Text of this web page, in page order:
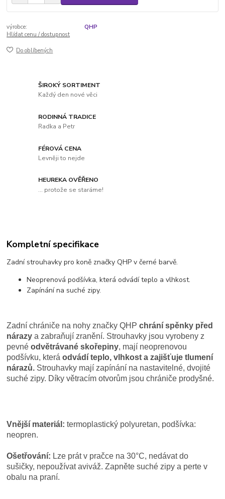
výrobce:
QHP
Hlídat cenu / dostupnost
Do oblíbených
ŠIROKÝ SORTIMENT
Každý den nové věci
RODINNÁ TRADICE
Radka a Petr
FÉROVÁ CENA
Levněji to nejde
HEUREKA OVĚŘENO
... protože se staráme!
Kompletní specifikace
Zadní strouhavky pro koně značky QHP v černé barvě.
Neoprenová podšívka, která odvádí teplo a vlhkost.
Zapínání na suché zipy.
Zadní chrániče na nohy značky QHP chrání spěnky před
nárazy a zabraňují zranění. Strouhavky jsou vyrobeny z
pevné odvětrávané skořepiny, mají neoprenovou
podšívku, kteráodvádí teplo, vlhkost a zajišťuje tlumení
nárazů. Strouhavky mají zapínání na nastavitelné, dvojité
suché zipy. Díky větracím otvorům jsou chrániče prodyšné.
Vnější materiál: termoplastický polyuretan, podšívka:
neopren.
Ošetřování: Lze prát v pračce na 30°C, nedávat do
sušičky, nepoužívat aviváž. Zapněte suché zipy a perte v
obalu na praní.